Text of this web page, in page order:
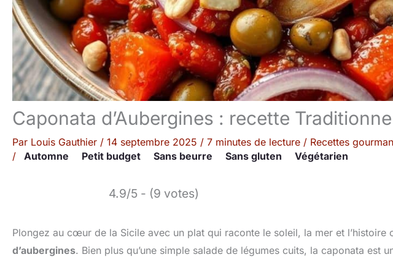
Caponata d’Aubergines : recette
Par Louis Gauthier / 14 septembre 2025 / 7 minutes de lecture / Recettes
/
Automne Petit budget Sans beurre Sans gluten Végétarien
4.9/5 - (9 votes)
Plongez au cœur de la Sicile avec un plat qui raconte le soleil, la mer et l’histoire
d’aubergines. Bien plus qu’une simple salade de légumes cuits, la caponata est